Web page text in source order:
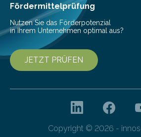
Fördermittelprüfung
Nutzen Sie das Förderpotenzial
in Ihrem Unternehmen optimal aus?
JETZT PRÜFEN
Copyright © 2026 -